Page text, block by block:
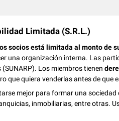
Limitada (S.R.L.)
socios está limitada al monto de
una organización interna. Las
Los miembros tienen
que quiera venderlas antes de que
mejor para formar una
inmobiliarias, entre otras.